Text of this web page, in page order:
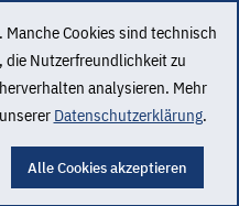
Manche Cookies sind technisch
Nutzerfreundlichkeit zu
analysieren. Mehr
Datenschutzerklärung.
Alle Cookies akzeptieren